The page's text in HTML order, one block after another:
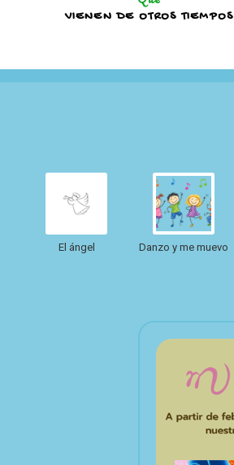
VIENEN DE OTROS TIEMPOS
El ángel Danzo y me muevo